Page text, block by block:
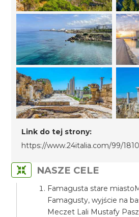
Link do tej strony:
https://www.24italia.com/99/
NASZE CELE
Famagusta stare
Famagusty, wyjście na
Meczet Lali Mustafy